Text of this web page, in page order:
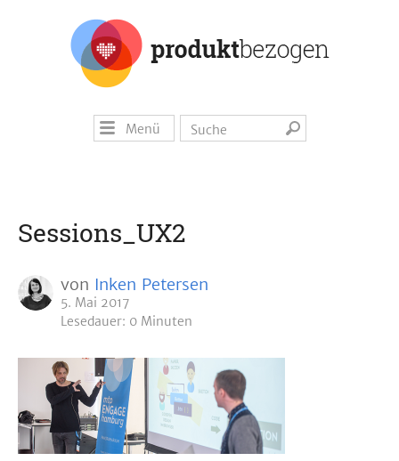
Menü
Sessions_UX2
von Inken Petersen
5. Mai 2017
Lesedauer: 0 Minuten